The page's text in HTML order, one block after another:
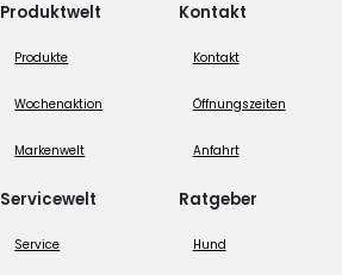
Produktwelt
Produkte
Wochenaktion
Markenwelt
Servicewelt
Service
Kontakt
Kontakt
Öffnungszeiten
Anfahrt
Ratgeber
Hund